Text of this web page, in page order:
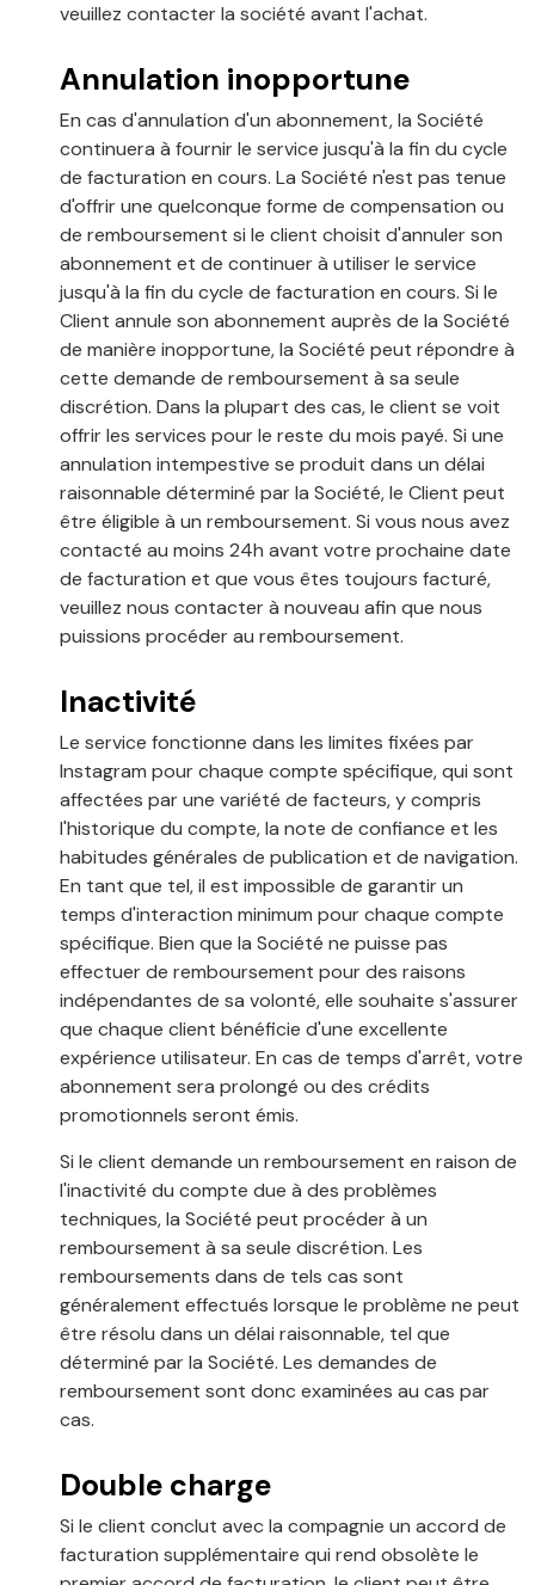
veuillez contacter la société avant l'achat.
Annulation inopportune
En cas d'annulation d'un abonnement, la Société
continuera à fournir le service jusqu'à la fin du cycle
de facturation en cours. La Société n'est pas tenue
d'offrir une quelconque forme de compensation ou
de remboursement si le client choisit d'annuler son
abonnement et de continuer à utiliser le service
jusqu'à la fin du cycle de facturation en cours. Si le
Client annule son abonnement auprès de la Société
de manière inopportune, la Société peut répondre à
cette demande de remboursement à sa seule
discrétion. Dans la plupart des cas, le client se voit
offrir les services pour le reste du mois payé. Si une
annulation intempestive se produit dans un délai
raisonnable déterminé par la Société, le Client peut
être éligible à un remboursement. Si vous nous avez
contacté au moins 24h avant votre prochaine date
de facturation et que vous êtes toujours facturé,
veuillez nous contacter à nouveau afin que nous
puissions procéder au remboursement.
Inactivité
Le service fonctionne dans les limites fixées par
Instagram pour chaque compte spécifique, qui sont
affectées par une variété de facteurs, y compris
l'historique du compte, la note de confiance et les
habitudes générales de publication et de navigation.
En tant que tel, il est impossible de garantir un
temps d'interaction minimum pour chaque compte
spécifique. Bien que la Société ne puisse pas
effectuer de remboursement pour des raisons
indépendantes de sa volonté, elle souhaite s'assurer
que chaque client bénéficie d'une excellente
expérience utilisateur. En cas de temps d'arrêt, votre
abonnement sera prolongé ou des crédits
promotionnels seront émis.
Si le client demande un remboursement en raison de
l'inactivité du compte due à des problèmes
techniques, la Société peut procéder à un
remboursement à sa seule discrétion. Les
remboursements dans de tels cas sont
généralement effectués lorsque le problème ne peut
être résolu dans un délai raisonnable, tel que
déterminé par la Société. Les demandes de
remboursement sont donc examinées au cas par
cas.
Double charge
Si le client conclut avec la compagnie un accord de
facturation supplémentaire qui rend obsolète le